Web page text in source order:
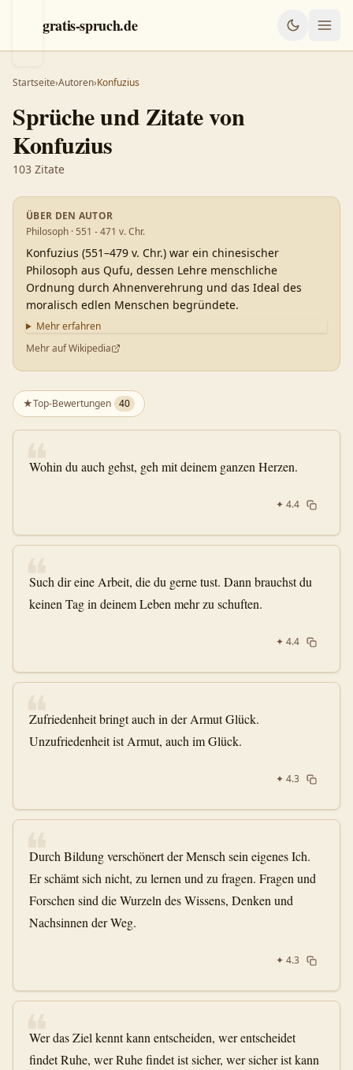
gratis-spruch.de
Startseite›Autoren›Konfuzius
Sprüche und Zitate von
Konfuzius
103 Zitate
ÜBER DEN AUTOR
Philosoph · 551 - 471 v. Chr.
Konfuzius (551–479 v. Chr.) war ein chinesischer
Philosoph aus Qufu, dessen Lehre menschliche
Ordnung durch Ahnenverehrung und das Ideal des
moralisch edlen Menschen begründete.
Mehr erfahren
Mehr auf Wikipedia
★Top-Bewertungen 40
❝
Wohin du auch gehst, geh mit deinem ganzen Herzen.
✦ 4.4
❝
Such dir eine Arbeit, die du gerne tust. Dann brauchst du
keinen Tag in deinem Leben mehr zu schuften.
✦ 4.4
❝
Zufriedenheit bringt auch in der Armut Glück.
Unzufriedenheit ist Armut, auch im Glück.
✦ 4.3
❝
Durch Bildung verschönert der Mensch sein eigenes Ich.
Er schämt sich nicht, zu lernen und zu fragen. Fragen und
Forschen sind die Wurzeln des Wissens, Denken und
Nachsinnen der Weg.
✦ 4.3
❝
Wer das Ziel kennt kann entscheiden, wer entscheidet
findet Ruhe, wer Ruhe findet ist sicher, wer sicher ist kann